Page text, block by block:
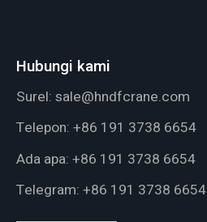
Hubungi kami
Surel: sale@hndfcrane.com
Telepon: +86 191 3738 6654
Ada apa: +86 191 3738 6654
Telegram: +86 191 3738 6654